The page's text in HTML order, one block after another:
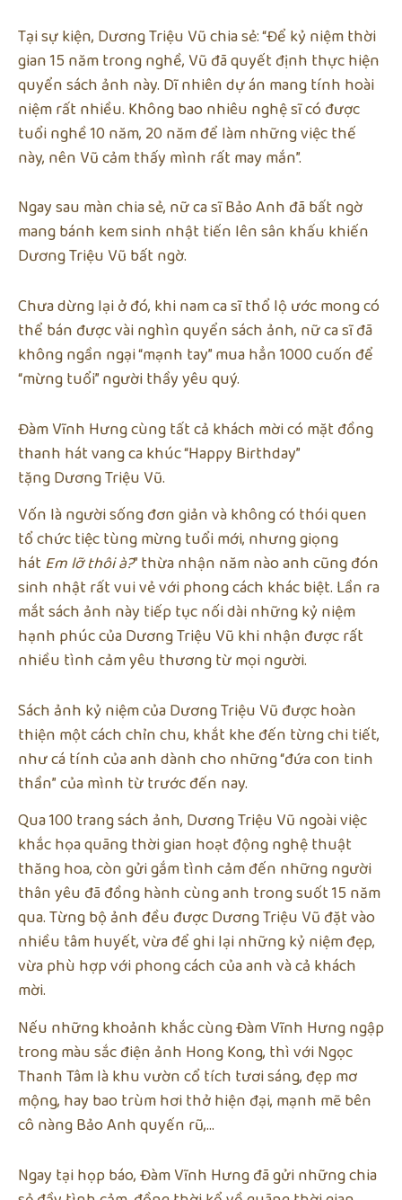
Tại sự kiện, Dương Triệu Vũ chia sẻ: “Để kỷ niệm thời
gian 15 năm trong nghề, Vũ đã quyết định thực hiện
quyển sách ảnh này. Dĩ nhiên dự án mang tính hoài
niệm rất nhiều. Không bao nhiêu nghệ sĩ có được
tuổi nghề 10 năm, 20 năm để làm những việc thế
này, nên Vũ cảm thấy mình rất may mắn”.
Ngay sau màn chia sẻ, nữ ca sĩ Bảo Anh đã bất ngờ
mang bánh kem sinh nhật tiến lên sân khấu khiến
Dương Triệu Vũ bất ngờ.
Chưa dừng lại ở đó, khi nam ca sĩ thổ lộ ước mong có
thể bán được vài nghìn quyển sách ảnh, nữ ca sĩ đã
không ngần ngại “mạnh tay” mua hẳn 1000 cuốn để
“mừng tuổi” người thầy yêu quý.
Đàm Vĩnh Hưng cùng tất cả khách mời có mặt đồng
thanh hát vang ca khúc “Happy Birthday”
tặng Dương Triệu Vũ.
Vốn là người sống đơn giản và không có thói quen
tổ chức tiệc tùng mừng tuổi mới, nhưng giọng
hát Em lỡ thôi à?” thừa nhận năm nào anh cũng đón
sinh nhật rất vui vẻ với phong cách khác biệt. Lần ra
mắt sách ảnh này tiếp tục nối dài những kỷ niệm
hạnh phúc của Dương Triệu Vũ khi nhận được rất
nhiều tình cảm yêu thương từ mọi người.
Sách ảnh kỷ niệm của Dương Triệu Vũ được hoàn
thiện một cách chỉn chu, khắt khe đến từng chi tiết,
như cá tính của anh dành cho những “đứa con tinh
thần” của mình từ trước đến nay.
Qua 100 trang sách ảnh, Dương Triệu Vũ ngoài việc
khắc họa quãng thời gian hoạt động nghệ thuật
thăng hoa, còn gửi gắm tình cảm đến những người
thân yêu đã đồng hành cùng anh trong suốt 15 năm
qua. Từng bộ ảnh đều được Dương Triệu Vũ đặt vào
nhiều tâm huyết, vừa để ghi lại những kỷ niệm đẹp,
vừa phù hợp với phong cách của anh và cả khách
mời.
Nếu những khoảnh khắc cùng Đàm Vĩnh Hưng ngập
trong màu sắc điện ảnh Hong Kong, thì với Ngọc
Thanh Tâm là khu vườn cổ tích tươi sáng, đẹp mơ
mộng, hay bao trùm hơi thở hiện đại, mạnh mẽ bên
cô nàng Bảo Anh quyến rũ,…
Ngay tại họp báo, Đàm Vĩnh Hưng đã gửi những chia